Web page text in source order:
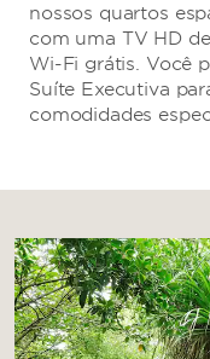
nossos quartos
com uma TV HD
Wi-Fi grátis. Você
Suíte Executiva
comodidades